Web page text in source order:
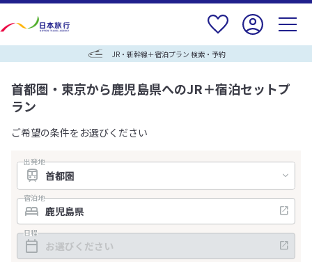
JR・新幹線＋宿泊プラン 検索・予約
首都圏・東京から鹿児島県へのJR＋宿泊セットプ
ラン
ご希望の条件をお選びください
出発地
宿泊地
日程